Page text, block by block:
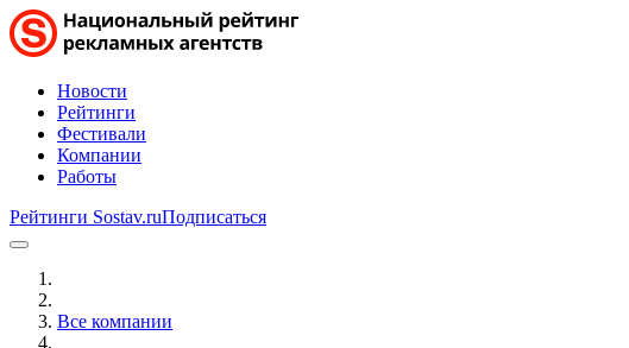
Новости
Рейтинги
Фестивали
Компании
Работы
Рейтинги Sostav.ruПодписаться
Все компании